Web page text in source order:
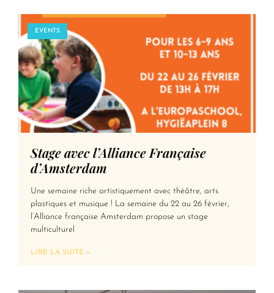
EVENTS
Stage avec l’Alliance Française
d’Amsterdam
Une semaine riche artistiquement avec théâtre, arts
plastiques et musique ! La semaine du 22 au 26 février,
l’Alliance française Amsterdam propose un stage
multiculturel
LIRE LA SUITE »